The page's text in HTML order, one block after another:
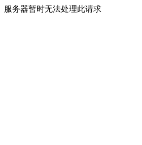
服务器暂时无法处理此请求